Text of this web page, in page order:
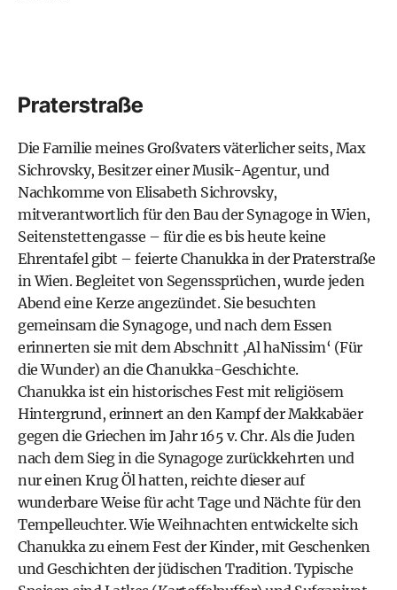
Praterstraße
Die Familie meines Großvaters väterlicher seits, Max
Sichrovsky, Besitzer einer Musik-Agentur, und
Nachkomme von Elisabeth Sichrovsky,
mitverantwortlich für den Bau der Synagoge in Wien,
Seitenstettengasse – für die es bis heute keine
Ehrentafel gibt – feierte Chanukka in der Praterstraße
in Wien. Begleitet von Segenssprüchen, wurde jeden
Abend eine Kerze angezündet. Sie besuchten
gemeinsam die Synagoge, und nach dem Essen
erinnerten sie mit dem Abschnitt ‚Al haNissim‘ (Für
die Wunder) an die Chanukka-Geschichte.
Chanukka ist ein historisches Fest mit religiösem
Hintergrund, erinnert an den Kampf der Makkabäer
gegen die Griechen im Jahr 165 v. Chr. Als die Juden
nach dem Sieg in die Synagoge zurückkehrten und
nur einen Krug Öl hatten, reichte dieser auf
wunderbare Weise für acht Tage und Nächte für den
Tempelleuchter. Wie Weihnachten entwickelte sich
Chanukka zu einem Fest der Kinder, mit Geschenken
und Geschichten der jüdischen Tradition. Typische